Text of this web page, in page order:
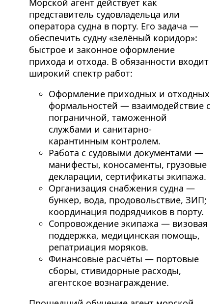
Морской агент действует как
представитель судовладельца или
оператора судна в порту. Его задача —
обеспечить судну «зелёный коридор»:
быстрое и законное оформление
прихода и отхода. В обязанности входит
широкий спектр работ:
Оформление приходных и отходных
формальностей — взаимодействие с
пограничной, таможенной
службами и санитарно-
карантинным контролем.
Работа с судовыми документами —
манифесты, коносаменты, грузовые
декларации, сертификаты экипажа.
Организация снабжения судна —
бункер, вода, продовольствие, ЗИП;
координация подрядчиков в порту.
Сопровождение экипажа — визовая
поддержка, медицинская помощь,
репатриация моряков.
Финансовые расчёты — портовые
сборы, стивидорные расходы,
агентское вознаграждение.